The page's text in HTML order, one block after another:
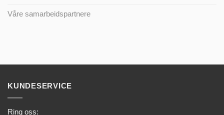
Våre samarbeidspartnere
KUNDESERVICE
Ring oss: